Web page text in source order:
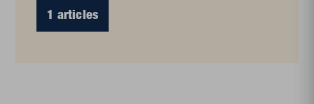
1 articles